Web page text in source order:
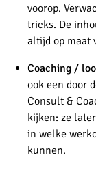
voorop.
tricks. De
altijd op maat
Coaching /
ook een door
Consult &
kijken: ze
in welke
kunnen.